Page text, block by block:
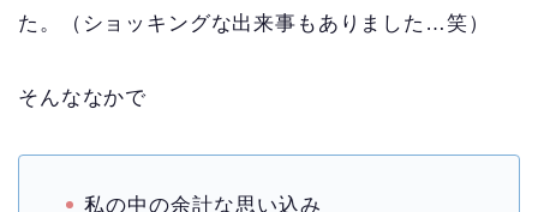
た。（ショッキングな出来事もありました…笑）
そんななかで
私の中の余計な思い込み